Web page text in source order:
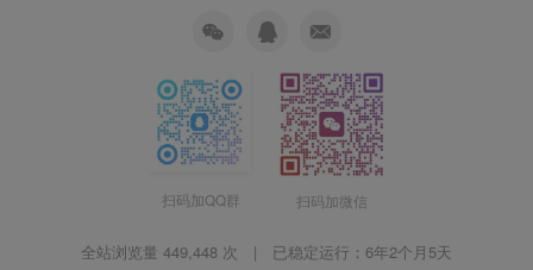
扫码加QQ群 扫码加微信
全站浏览量 449,448 次 | 已稳定运行： 6年2个月5天